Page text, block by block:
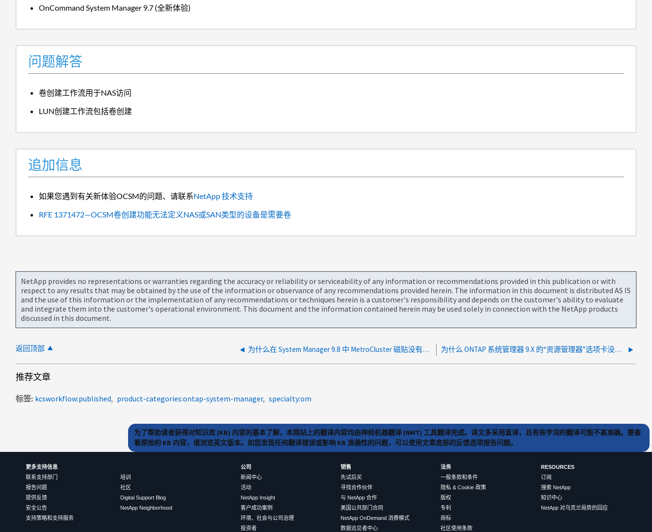
OnCommand System Manager 9.7 (全新体验)
问题解答
卷创建工作流用于NAS访问
LUN创建工作流包括卷创建
追加信息
如果您遇到有关新体验OCSM的问题、请联系NetApp技术支持
RFE 1371472—OCSM卷创建功能无法定义NAS或SAN类型的设备是需要卷
NetApp provides no representations or warranties regarding the accuracy or reliability or serviceability of any information or recommendations provided in this publication or with
respect to any results that may be obtained by the use of the information or observance of any recommendations provided herein. The information in this document is distributed AS IS
and the use of this information or the implementation of any recommendations or techniques herein is a customer's responsibility and depends on the customer's ability to evaluate
and integrate them into the customer's operational environment. This document and the information contained herein may be used solely in connection with the NetApp products
discussed in this document.
返回顶部 为什么在 System Manager 9.8 中 MetroCluster 磁贴没有响应 灾难 为什么 ONTAP 系统管理器 9.X 的“资源管理器”选项卡没有显示所有卷？
推荐文章
标签 kcsworkflow:published product-categories:ontap-system-manager specialty:om
为了帮助读者获得对知识库 (KB) 内容的基本了解，本网站上的翻译内容均由神经机器翻译 (NMT) 工具翻译完成。译文多采用直译，且有些字词的翻译可能不甚准确。要查
看原始的 KB 内容，请浏览英文版本。如您发现任何翻译错误或影响 KB 准确性的问题，可以使用文章底部的反馈选项报告问题。
更多支持信息
联系支持部门
报告问题
提供反馈
安全公告
支持策略和支持服务
培训
社区
Digital Support Blog
NetApp Neighborhood
公司
新闻中心
活动
NetApp Insight
客户成功案例
环境、社会与公司治理
投资者
销售
先试后买
寻找合作伙伴
与 NetApp 合作
美国公共部门合同
NetApp OnDemand 消费模式
数据远见者中心
法务
一般条款和条件
隐私 & Cookie 政策
版权
专利
商标
社区使用条款
RESOURCES
订阅
搜索 NetApp
知识中心
NetApp 对乌克兰局势的回应